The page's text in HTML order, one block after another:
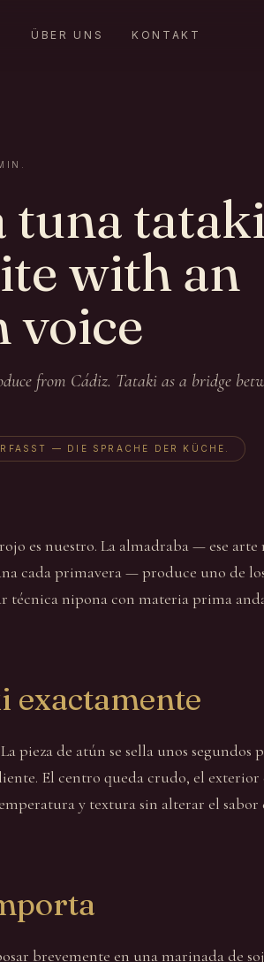
ÜBER UNS KONTAKT
with an
voice
from Cádiz. Tataki as a bridge
— DIE SPRACHE DER KÜCHE.
es nuestro. La almadraba — ese
cada primavera — produce uno de
técnica nipona con materia prima
exactamente
pieza de atún se sella unos segundos
El centro queda crudo, el exterior
y textura sin alterar el sabor
brevemente en una marinada de